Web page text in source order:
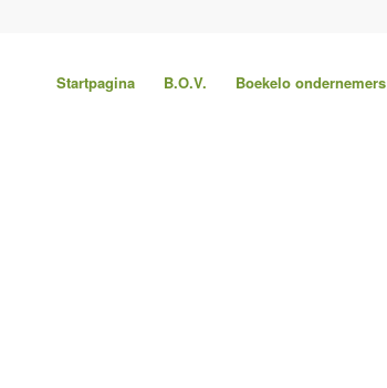
Startpagina B.O.V. Boekelo ondernemers